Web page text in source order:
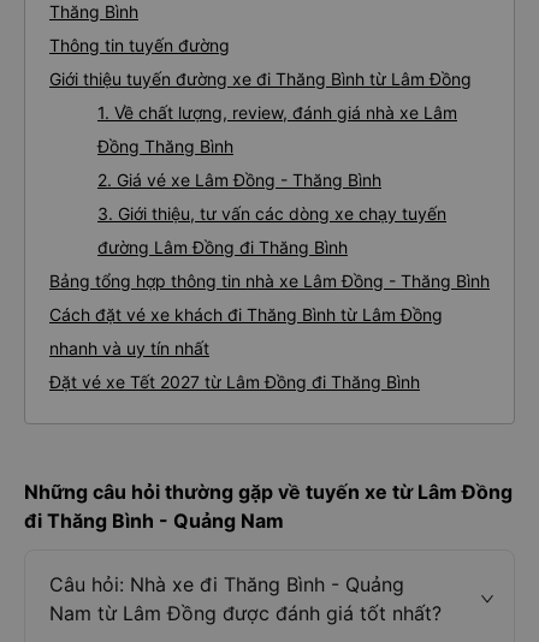
Thăng Bình
Thông tin tuyến đường
Giới thiệu tuyến đường xe đi Thăng Bình từ Lâm Đồng
1. Về chất lượng, review, đánh giá nhà xe Lâm
Đồng Thăng Bình
2. Giá vé xe Lâm Đồng - Thăng Bình
3. Giới thiệu, tư vấn các dòng xe chạy tuyến
đường Lâm Đồng đi Thăng Bình
Bảng tổng hợp thông tin nhà xe Lâm Đồng - Thăng Bình
Cách đặt vé xe khách đi Thăng Bình từ Lâm Đồng
nhanh và uy tín nhất
Đặt vé xe Tết 2027 từ Lâm Đồng đi Thăng Bình
Những câu hỏi thường gặp về tuyến xe từ Lâm Đồng
đi Thăng Bình - Quảng Nam
Câu hỏi: Nhà xe đi Thăng Bình - Quảng
Nam từ Lâm Đồng được đánh giá tốt nhất?